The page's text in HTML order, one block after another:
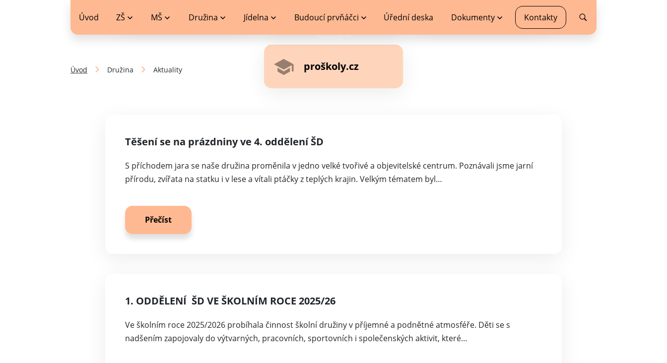
Úvod ZŠ MŠ Družina Jídelna Budoucí prvňáčci Úřední deska Dokumenty Kontakty
proškoly.cz
Úvod Družina Aktuality
Těšení se na prázdniny ve 4. oddělení ŠD
S příchodem jara se naše družina proměnila v jedno velké tvořivé a objevitelské centrum. Poznávali jsme jarní
přírodu, zvířata na statku i v lese a vítali ptáčky z teplých krajin. Velkým tématem byl…
Přečíst
1. ODDĚLENÍ ŠD VE ŠKOLNÍM ROCE 2025/26
Ve školním roce 2025/2026 probíhala činnost školní družiny v příjemné a podnětné atmosféře. Děti se s
nadšením zapojovaly do výtvarných, pracovních, sportovních i společenských aktivit, které…